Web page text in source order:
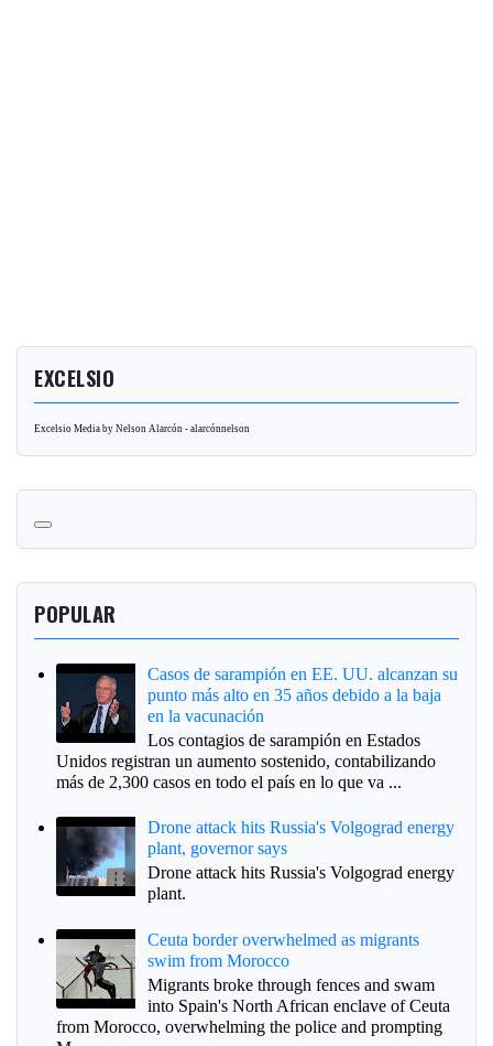
EXCELSIO
Excelsio Media by Nelson Alarcón - alarcónnelson
POPULAR
Casos de sarampión en EE. UU. alcanzan su
punto más alto en 35 años debido a la baja
en la vacunación
Los contagios de sarampión en Estados
Unidos registran un aumento sostenido, contabilizando
más de 2,300 casos en todo el país en lo que va ...
Drone attack hits Russia's Volgograd energy
plant, governor says
Drone attack hits Russia's Volgograd energy
plant.
Ceuta border overwhelmed as migrants
swim from Morocco
Migrants broke through fences and swam
into Spain's North African enclave of Ceuta
from Morocco, overwhelming the police and prompting